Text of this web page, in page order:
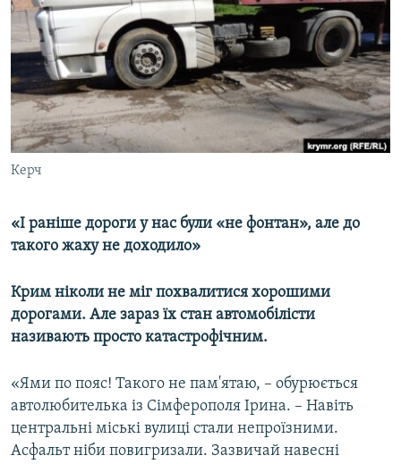
ВСЕ ЗА ДЕНЬ
СПЕЦПРОЕКТИ
ДЕПОРТАЦІЯ
ВІДЕОУРОКИ «ELIFBE»
СВІДЧЕННЯ ОКУПАЦІЇ
УКРАЇНСЬКА ПРОБЛЕМА КРИМУ
ЯК ОБІЙТИ БЛОКУВАННЯ
Русский
Qırımtatar
Усі сайти RFE/RL
Керч
«І раніше дороги у нас були «не фонтан», але до
такого жаху не доходило»
Крим ніколи не міг похвалитися хорошими
дорогами. Але зараз їх стан автомобілісти
називають просто катастрофічним.
«Ями по пояс! Такого не пам'ятаю, – обурюється
автолюбителька із Сімферополя Ірина. – Навіть
центральні міські вулиці стали непроїзними.
Асфальт ніби повигризали. Зазвичай навесні